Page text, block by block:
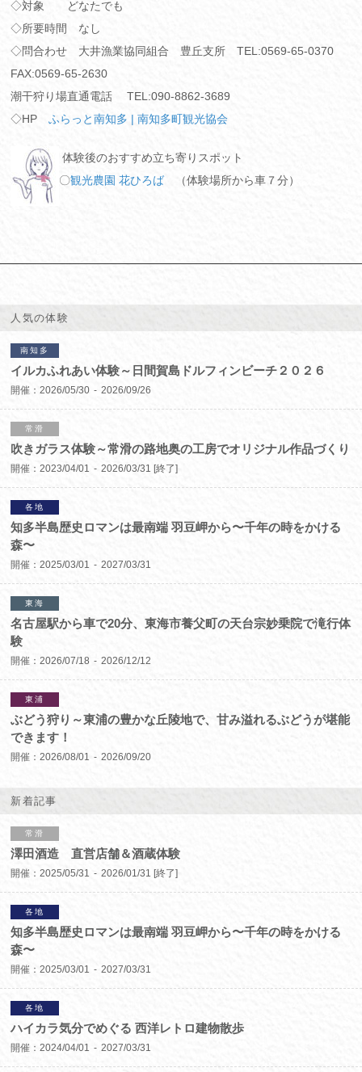
◇対象 どなたでも
◇所要時間 なし
◇問合わせ 大井漁業協同組合 豊丘支所 TEL:0569-65-0370
FAX:0569-65-2630
潮干狩り場直通電話 TEL:090-8862-3689
◇HPふらっと南知多 | 南知多町観光協会
体験後のおすすめ立ち寄りスポット
〇観光農園 花ひろば （体験場所から車７分）
人気の体験
南知多
イルカふれあい体験～日間賀島ドルフィンビーチ２０２６
開催：2026/05/30 2026/09/26
常滑
吹きガラス体験～常滑の路地奥の工房でオリジナル作品づくり
開催： 2023/04/01 2026/03/31 [終了]
各地
知多半島歴史ロマンは最南端 羽豆岬から〜千年の時をかける
森〜
開催：2025/03/01 2027/03/31
東海
名古屋駅から車で20分、東海市養父町の天台宗妙乗院で滝行体
験
開催： 2026/07/18 2026/12/12
東浦
ぶどう狩り～東浦の豊かな丘陵地で、甘み溢れるぶどうが堪能
できます！
開催： 2026/08/01 2026/09/20
新着記事
常滑
澤田酒造 直営店舗＆酒蔵体験
開催： 2025/05/31 2026/01/31 [終了]
各地
知多半島歴史ロマンは最南端 羽豆岬から〜千年の時をかける
森〜
開催：2025/03/01 2027/03/31
各地
ハイカラ気分でめぐる 西洋レトロ建物散歩
開催：2024/04/01 2027/03/31